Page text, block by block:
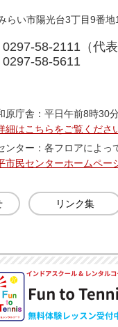
らい市陽光台3丁目9番地1
0297-58-2111（代表
0297-58-5611
原庁舎：平日午前8時30
はこちらをご覧くださ
ンター：各フロアによっ
市民センターホームペー
リンク集